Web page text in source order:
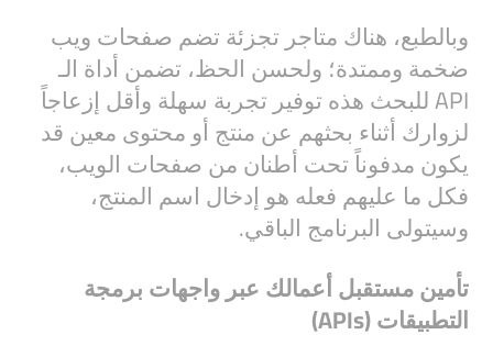
وبالطبع، هناك متاجر تجزئة تضم صفحات ويب
ضخمة وممتدة؛ ولحسن الحظ، تضمن أداة الـ
API للبحث هذه توفير تجربة سهلة وأقل إزعاجاً
لزوارك أثناء بحثهم عن منتج أو محتوى معين قد
يكون مدفوناً تحت أطنان من صفحات الويب،
فكل ما عليهم فعله هو إدخال اسم المنتج،
وسيتولى البرنامج الباقي.
تأمين مستقبل أعمالك عبر واجهات برمجة
التطبيقات (APIs)